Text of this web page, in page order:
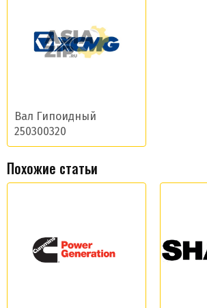
Вал Гипоидный
250300320
Похожие статьи